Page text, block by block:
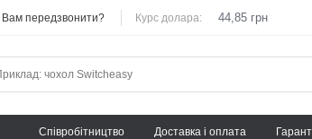
Cпівробітництво Доставка і оплата
Вам передзвонити? Курс долара: 44,85 грн